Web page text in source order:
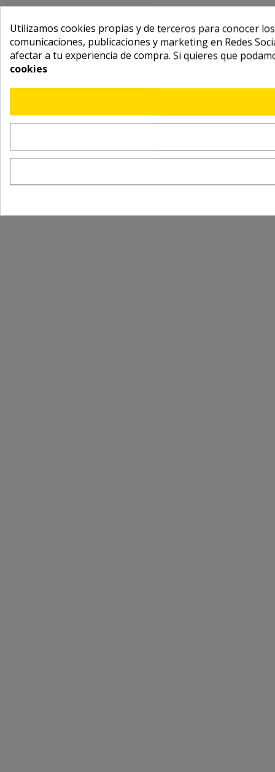
Utilizamos cookies propias y de terceros para conocer
comunicaciones, publicaciones y marketing en Redes
afectar a tu experiencia de compra. Si quieres que
cookies